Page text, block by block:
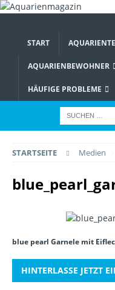
START
AQUARIENBEWOHNER
HÄUFIGE PROBLEME
STARTSEITE Medien
blue pearl Garnele mit
HINTERLASSE JETZT